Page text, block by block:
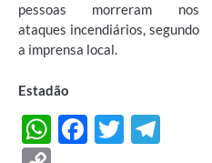
pessoas morreram nos
ataques incendiários, segundo
a imprensa local.
Estadão
W F
T